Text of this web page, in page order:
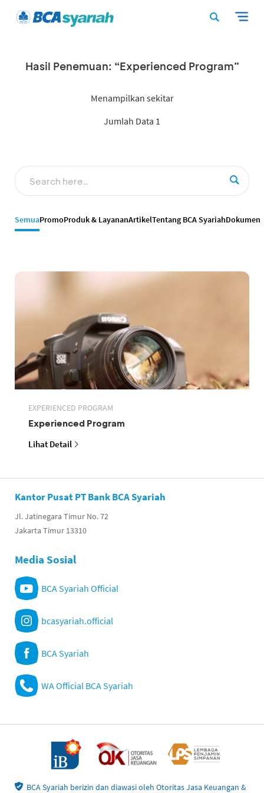
Hasil Penemuan: “Experienced Program”
Menampilkan sekitar
Jumlah Data 1
SemuaPromoProduk & LayananArtikelTentang BCA SyariahDokumen
EXPERIENCED PROGRAM
Experienced Program
Lihat Detail
Kantor Pusat PT Bank BCA Syariah
Jl. Jatinegara Timur No. 72
Jakarta Timur 13310
Media Sosial
BCA Syariah Official
bcasyariah.official
BCA Syariah
WA Official BCA Syariah
BCA Syariah berizin dan diawasi oleh Otoritas Jasa Keuangan &